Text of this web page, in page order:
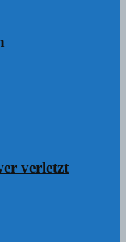
verletzt